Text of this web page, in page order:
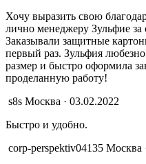
Хочу выразить свою
лично менеджеру Зульфие
Заказывали защитные
первый раз. Зульфия
размер и быстро оформила
проделанную работу!
s8s Москва · 03.02.2022
Быстро и удобно.
corp-perspektiv04135 Москва